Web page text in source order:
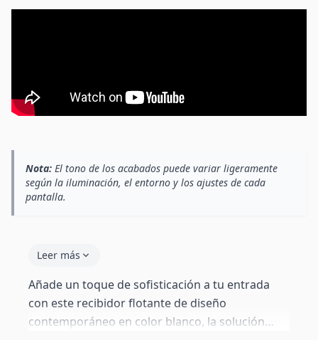
Nota: El tono de los acabados puede variar ligeramente
según la iluminación, el entorno y los ajustes de cada
pantalla.
Leer más
Añade un toque de sofisticación a tu entrada
con este recibidor flotante de diseño
contemporáneo en color blanco, la solución